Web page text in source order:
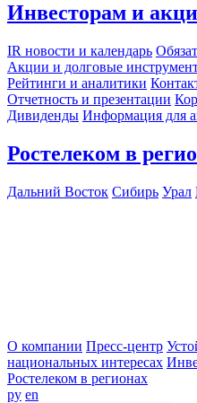
Инвесторам и
IR новости и календарь
Акции и долговые
Рейтинги и аналитики
Отчетность и презентации
Дивиденды Информация для
Ростелеком в
Дальний Восток Сибирь Урал
О компании Пресс-центр
национальных интересах
Ростелеком в регионах
ру en